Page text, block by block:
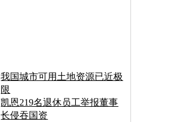
我国城市可用土地资源已近极
限
凯恩219名退休员工举报董事
长侵吞国资